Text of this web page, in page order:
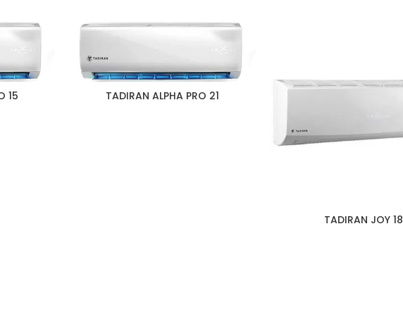
TADIRAN JOY 18
21 TADIRAN ALPHA PRO
15 TADIRAN ALPHA PRO